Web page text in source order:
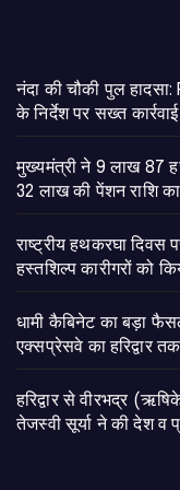
नंदा की चौकी पुल
के निर्देश पर सख्त कार्रवाई
मुख्यमंत्री ने 9 लाख 87
32 लाख की पेंशन राशि
राष्ट्रीय हथकरघा दिवस
हस्तशिल्प कारीगरों को
​धामी कैबिनेट का बड़ा
एक्सप्रेसवे का हरिद्वार तक
​हरिद्वार से वीरभद्र
तेजस्वी सूर्या ने की देश व